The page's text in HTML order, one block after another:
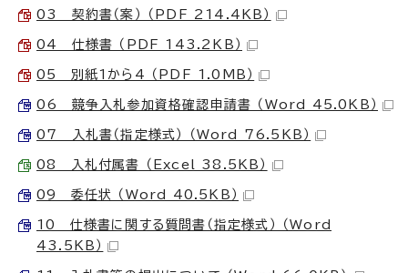
03 契約書（案） （PDF 214.4KB）
04 仕様書 （PDF 143.2KB）
05 別紙1から4 （PDF 1.0MB）
06 競争入札参加資格確認申請書 （Word 45.0KB）
07 入札書（指定様式） （Word 76.5KB）
08 入札付属書 （Excel 38.5KB）
09 委任状 （Word 40.5KB）
10 仕様書に関する質問書（指定様式） （Word
43.5KB）